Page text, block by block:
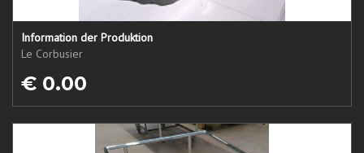
Information der Produktion
Le Corbusier
€ 0.00